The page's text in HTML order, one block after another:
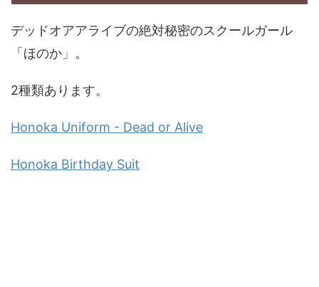
デッドオアアライブの絶対秘密のスクールガール
「ほのか」。
2種類あります。
Honoka Uniform - Dead or Alive
Honoka Birthday Suit